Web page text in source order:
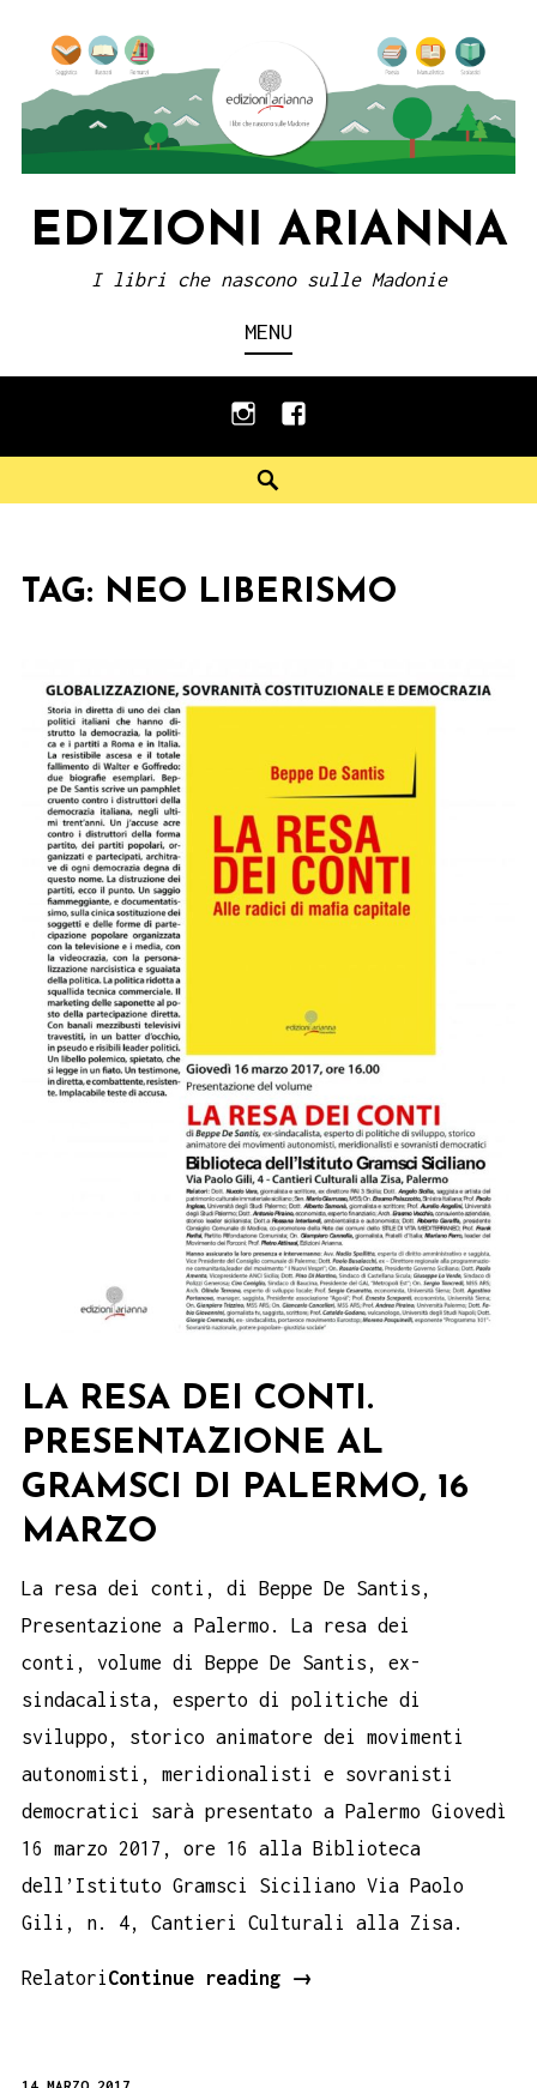
content
EDIZIONI ARIANNA
I libri che nascono sulle Madonie
MENU
instagramfacebook
TAG: NEO LIBERISMO
LA RESA DEI CONTI.
PRESENTAZIONE AL
GRAMSCI DI PALERMO, 16
MARZO
La resa dei conti, di Beppe De Santis,
Presentazione a Palermo. La resa dei
conti, volume di Beppe De Santis, ex-
sindacalista, esperto di politiche di
sviluppo, storico animatore dei movimenti
autonomisti, meridionalisti e sovranisti
democratici sarà presentato a Palermo Giovedì
16 marzo 2017, ore 16 alla Biblioteca
dell’Istituto Gramsci Siciliano Via Paolo
Gili, n. 4, Cantieri Culturali alla Zisa.
RelatoriContinue reading
LA
→
14 MARZO 2017